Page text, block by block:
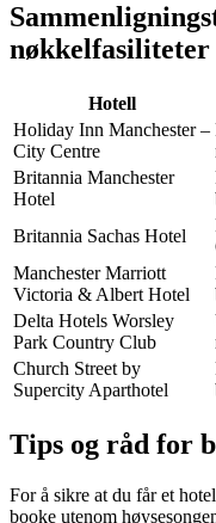
nøkkelfasiliteter
Hotell
Holiday Inn Manchester –
City Centre
Britannia Manchester
Hotel
Britannia Sachas Hotel
Manchester Marriott
Victoria & Albert Hotel
Delta Hotels Worsley
Park Country Club
Church Street by
Supercity Aparthotel
Tips og råd for
For å sikre at du får et
booke utenom